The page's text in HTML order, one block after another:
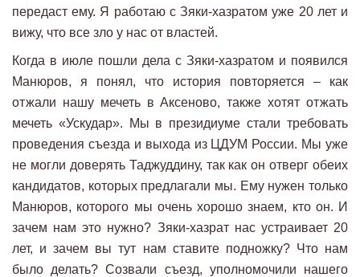
передаст ему. Я работаю с Зяки-хазратом уже 20 лет и
вижу, что все зло у нас от властей.
Когда в июле пошли дела с Зяки-хазратом и появился
Манюров, я понял, что история повторяется – как
отжали нашу мечеть в Аксеново, также хотят отжать
мечеть «Ускудар». Мы в президиуме стали требовать
проведения съезда и выхода из ЦДУМ России. Мы уже
не могли доверять Таджуддину, так как он отверг обеих
кандидатов, которых предлагали мы. Ему нужен только
Манюров, которого мы очень хорошо знаем, кто он. И
зачем нам это нужно? Зяки-хазрат нас устраивает 20
лет, и зачем вы тут нам ставите подножку? Что нам
было делать? Созвали съезд, уполномочили нашего